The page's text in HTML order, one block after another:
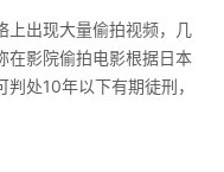
出现大量偷拍视频，几
在影院偷拍电影根据日本
处10年以下有期徒刑，